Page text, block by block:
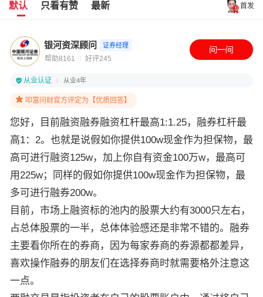
默认 只看有赞 最新 首发
银河资深顾问 证券经理
帮助8161 好评245
从业认证 从业4年
叩富问财官方评定为【优质回答】
您好，目前融资融券融资杠杆最高1:1.25，融券杠杆最
高1：2。也就是说假如你提供100w现金作为担保物，最
高可进行融资125w，加上你自有资金100万w，最高可
用225w；同样的假如你提供100w现金作为担保物，最
多可进行融券200w。
目前，市场上融资标的池内的股票大约有3000只左右，
占总体股票的一半，总体体验感还是非常不错的。融券
主要看你所在的券商，因为每家券商的券源都都差异，
喜欢操作融券的朋友们在选择券商时就需要格外注意这
一点。